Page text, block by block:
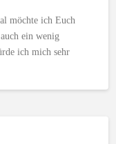
möchte ich Euch
ein wenig
ich mich sehr